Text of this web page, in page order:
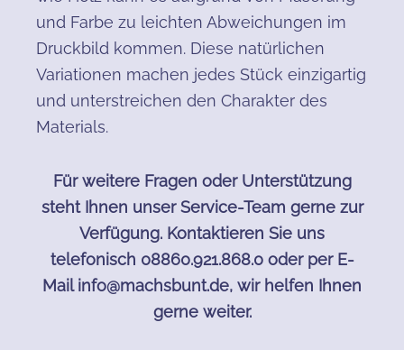
und Farbe zu leichten Abweichungen im
Druckbild kommen. Diese natürlichen
Variationen machen jedes Stück einzigartig
und unterstreichen den Charakter des
Materials.
Für weitere Fragen oder Unterstützung
steht Ihnen unser Service-Team gerne zur
Verfügung. Kontaktieren Sie uns
telefonisch 08860.921.868.0 oder per E-
Mail info@machsbunt.de, wir helfen Ihnen
gerne weiter.